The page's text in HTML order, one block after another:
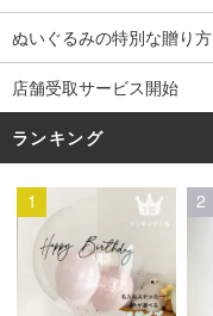
ぬいぐるみの特別な贈り方
店舗受取サービス開始
ランキング
1 2